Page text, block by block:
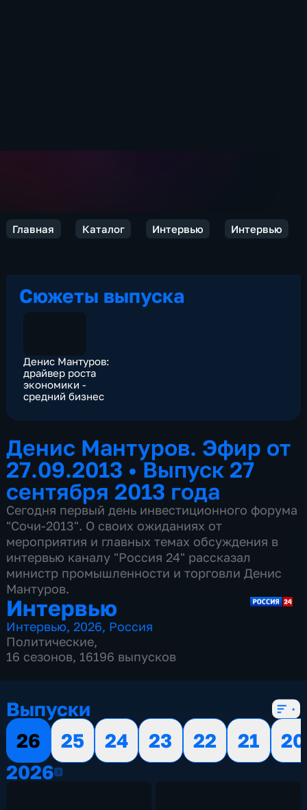
Главная Каталог Интервью Интервью
Сюжеты выпуска
Денис Мантуров:
драйвер роста
экономики -
средний бизнес
Денис Мантуров. Эфир от
27.09.2013 •Выпуск 27
сентября 2013 года
Сегодня первый день инвестиционного форума
"Сочи-2013". О своих ожиданиях от
мероприятия и главных темах обсуждения в
интервью каналу "Россия 24" рассказал
министр промышленности и торговли Денис
Мантуров.
Интервью
Интервью,2026, Россия
Политические,
16 сезонов, 16196 выпусков
Выпуски
26
25 24 23 22 21
20
20262026